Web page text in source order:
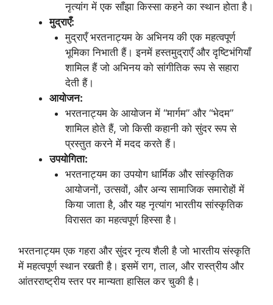
नृत्यांग में एक साँझा किस्सा कहने का स्थान होता है।
मुद्राएँ:
मुद्राएँ भरतनाट्यम के अभिनय की एक महत्वपूर्ण
भूमिका निभाती हैं। इनमें हस्तमुद्राएँ और दृष्टिभंगियाँ
शामिल हैं जो अभिनय को सांगीतिक रूप से सहारा
देती हैं।
आयोजन:
भरतनाट्यम के आयोजन में “मार्गम” और “भेदम”
शामिल होते हैं, जो किसी कहानी को सुंदर रूप से
प्रस्तुत करने में मदद करते हैं।
उपयोगिता:
भरतनाट्यम का उपयोग धार्मिक और सांस्कृतिक
आयोजनों, उत्सवों, और अन्य सामाजिक समारोहों में
किया जाता है, और यह नृत्यांग भारतीय सांस्कृतिक
विरासत का महत्वपूर्ण हिस्सा है।
भरतनाट्यम एक गहरा और सुंदर नृत्य शैली है जो भारतीय संस्कृति
में महत्वपूर्ण स्थान रखती है। इसमें राग, ताल, और रास्त्रीय और
आंतरराष्ट्रीय स्तर पर मान्यता हासिल कर चुकी है।